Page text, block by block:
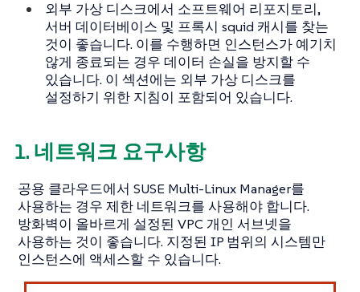
외부 가상 디스크에서 소프트웨어 리포지토리,
서버 데이터베이스 및 프록시 squid 캐시를 찾는
것이 좋습니다. 이를 수행하면 인스턴스가 예기치
않게 종료되는 경우 데이터 손실을 방지할 수
있습니다. 이 섹션에는 외부 가상 디스크를
설정하기 위한 지침이 포함되어 있습니다.
1. 네트워크 요구사항
공용 클라우드에서 SUSE Multi-Linux Manager를
사용하는 경우 제한 네트워크를 사용해야 합니다.
방화벽이 올바르게 설정된 VPC 개인 서브넷을
사용하는 것이 좋습니다. 지정된 IP 범위의 시스템만
인스턴스에 액세스할 수 있습니다.